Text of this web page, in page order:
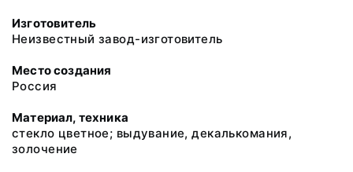
Изготовитель
Неизвестный завод-изготовитель
Место создания
Россия
Материал, техника
стекло цветное; выдувание, декалькомания,
золочение